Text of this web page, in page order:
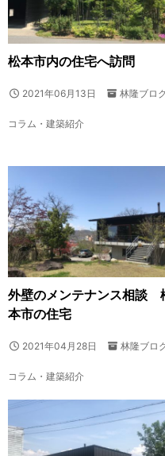
松本市内の住宅へ訪問
2021年06月13日 林隆ブロ
コラム・建築紹介
外壁のメンテナンス相談
本市の住宅
2021年04月28日 林隆ブロ
コラム・建築紹介